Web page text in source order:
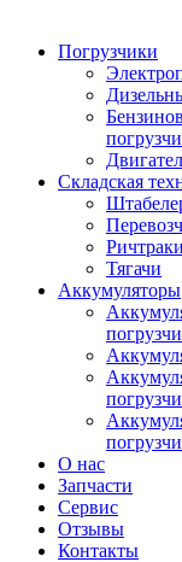
Погрузчики
Складская
Ричтраки
Тягачи
Аккумуляторы
О нас
Запчасти
Сервис
Отзывы
Контакты